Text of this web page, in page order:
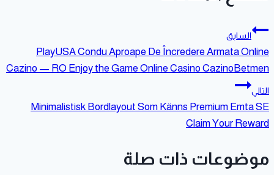
السابق
PlayUSA Condu Aproape De Încredere Armata Online
Cazino — RO Enjoy the Game Online Casino CazinoBetmen
التالي
Minimalistisk Bordlayout Som Känns Premium Emta SE
Claim Your Reward
موضوعات ذات صلة